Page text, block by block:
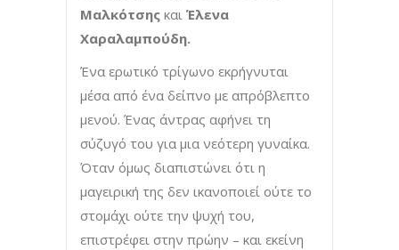
Μαλκότσης και Έλενα
Χαραλαμπούδη.
Ένα ερωτικό τρίγωνο εκρήγνυται
μέσα από ένα δείπνο με απρόβλεπτο
μενού. Ένας άντρας αφήνει τη
σύζυγό του για μια νεότερη γυναίκα.
Όταν όμως διαπιστώνει ότι η
μαγειρική της δεν ικανοποιεί ούτε το
στομάχι ούτε την ψυχή του,
επιστρέφει στην πρώην – και εκείνη